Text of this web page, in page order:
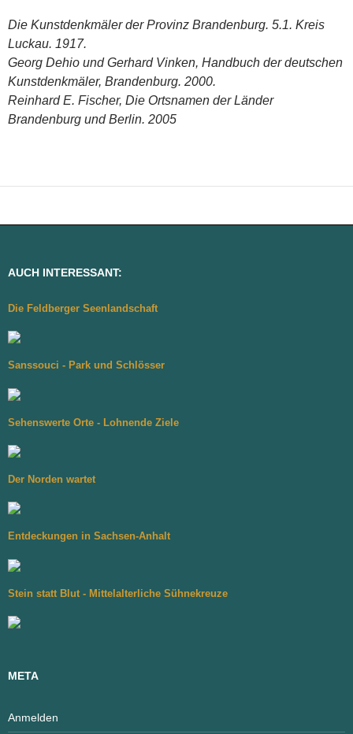
Die Kunstdenkmäler der Provinz Brandenburg. 5.1. Kreis
Luckau. 1917.
Georg Dehio und Gerhard Vinken, Handbuch der deutschen
Kunstdenkmäler, Brandenburg. 2000.
Reinhard E. Fischer, Die Ortsnamen der Länder
Brandenburg und Berlin. 2005
AUCH INTERESSANT:
Die Feldberger Seenlandschaft
Sanssouci - Park und Schlösser
Sehenswerte Orte - Lohnende Ziele
Der Norden wartet
Entdeckungen in Sachsen-Anhalt
Stein statt Blut - Mittelalterliche Sühnekreuze
META
Anmelden